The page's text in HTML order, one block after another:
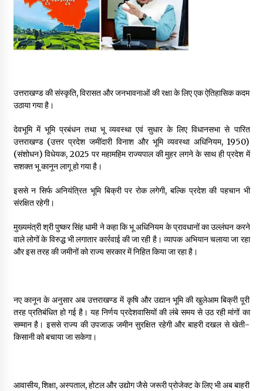
May 16, 2022
Thought Of The Day 14 May
Thought Of The Day 12 May
May 12, 2022
Thought Of The Day 9 May
May 9, 2022
उत्तराखण्ड की संस्कृति, विरासत और जनभावनाओं की रक्षा के लिए एक ऐतिहासिक कदम
उठाया गया है।
देवभूमि में भूमि प्रबंधन तथा भू व्यवस्था एवं सुधार के लिए विधानसभा से पारित
उत्तराखण्ड (उत्तर प्रदेश जमींदारी विनाश और भूमि व्यवस्था अधिनियम, 1950)
(संशोधन) विधेयक, 2025 पर महामहिम राज्यपाल की मुहर लगने के साथ ही प्रदेश में
सशक्त भू कानून लागू हो गया है।
इससे न सिर्फ अनियंत्रित भूमि बिक्री पर रोक लगेगी, बल्कि प्रदेश की पहचान भी
संरक्षित रहेगी।
मुख्यमंत्री श्री पुष्कर सिंह धामी ने कहा कि भू अधिनियम के प्रावधानों का उल्लंघन करने
वाले लोगों के विरुद्ध भी लगातार कार्रवाई की जा रही है। व्यापक अभियान चलाया जा रहा
और इस तरह की जमीनों को राज्य सरकार में निहित किया जा रहा है।
नए कानून के अनुसार अब उत्तराखण्ड में कृषि और उद्यान भूमि की खुलेआम बिक्री पूरी
तरह प्रतिबंधित हो गई है। यह निर्णय प्रदेशवासियों की लंबे समय से उठ रही मांगों का
सम्मान है। इससे राज्य की उपजाऊ जमीन सुरक्षित रहेगी और बाहरी दखल से खेती-
किसानी को बचाया जा सकेगा।
आवासीय, शिक्षा, अस्पताल, होटल और उद्योग जैसे जरूरी प्रोजेक्ट के लिए भी अब बाहरी